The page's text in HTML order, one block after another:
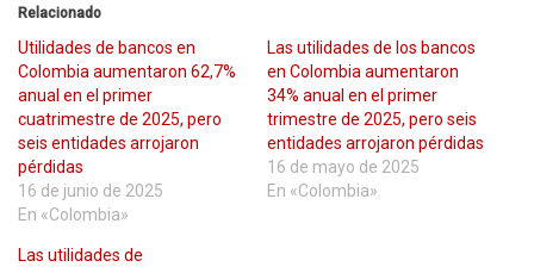
Relacionado
Utilidades de bancos en
Colombia aumentaron 62,7%
anual en el primer
cuatrimestre de 2025, pero
seis entidades arrojaron
pérdidas
16 de junio de 2025
En «Colombia»
Las utilidades de los bancos
en Colombia aumentaron
34% anual en el primer
trimestre de 2025, pero seis
entidades arrojaron pérdidas
16 de mayo de 2025
En «Colombia»
Las utilidades de